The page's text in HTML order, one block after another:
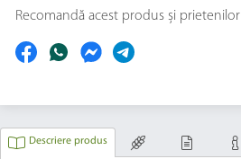
Recomandă acest produs și prietenilor
Descriere produs